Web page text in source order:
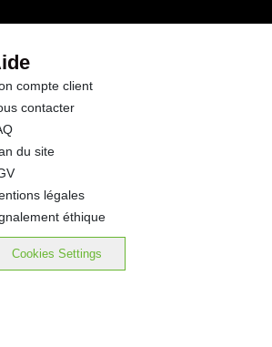
compte client
contacter
du site
légales
éthique
Cookies Settings